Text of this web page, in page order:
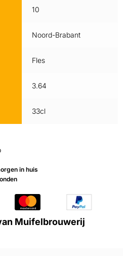
in huis
10
Noord-Brabant
Fles
3.64
33cl
Muifelbrouwerij